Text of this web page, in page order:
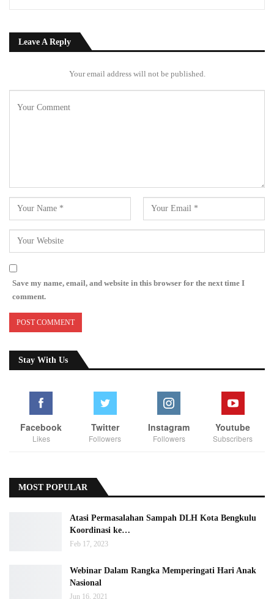
Leave A Reply
Your email address will not be published.
Save my name, email, and website in this browser for the next time I
comment.
Stay With Us
Facebook
Likes
Twitter
Followers
Instagram
Followers
Youtube
Subscribers
MOST POPULAR
Atasi Permasalahan Sampah DLH Kota Bengkulu
Koordinasi ke…
Feb 17, 2023
Webinar Dalam Rangka Memperingati Hari Anak
Nasional
Jun 16, 2021